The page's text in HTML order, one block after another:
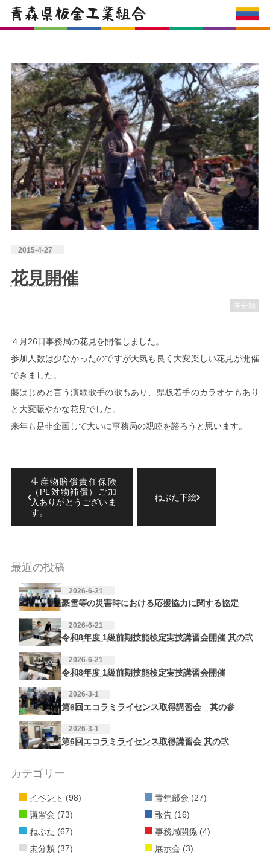
2015-4-27
花見開催
未分類
４月26日事務局の花見を開催しました。
参加人数は少なかったのですが天気も良く大変楽しい花見が開催
できました。
藤はじめと言う演歌歌手の歌もあり、県板若手のカラオケもあり
と大変賑やかな花見でした。
来年も是非企画して大いに事務局の親睦を諮ろうと思います。
生産物賠償責任保険
（PL対物補償）ご加
入ありがとうございま
す。
ねぶた下絵
最近の投稿
2026-6-21
豪雪等の災害時における応援協力に関する協定
2026-6-21
令和8年度 1級前期技能検定実技講習会開催 其の弐
2026-6-21
令和8年度 1級前期技能検定実技講習会開催
2026-3-1
第6回エコラミライセンス取得講習会 其の参
2026-3-1
第6回エコラミライセンス取得講習会 其の弐
カテゴリー
イベント (98)
講習会 (73)
ねぶた (67)
未分類 (37)
青年部会 (27)
報告 (16)
事務局関係 (4)
展示会 (3)